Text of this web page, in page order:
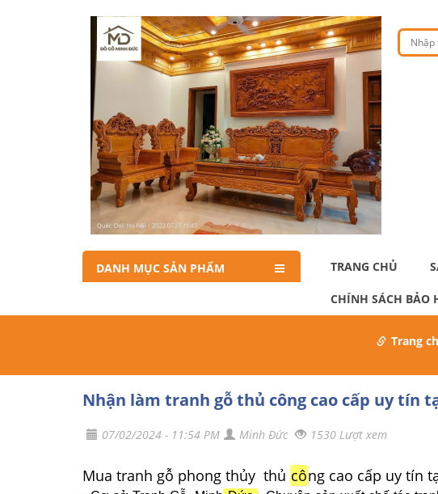
DANH MỤC SẢN PHẨM TRANG CHỦ
CHÍNH SÁCH BẢO
Trang
Nhận làm tranh gỗ thủ công cao cấp uy tín
07/02/2024 - 11:54 PM Minh Đức 1530 Lượt xem
Mua tranh gỗ phong thủy thủ công cao cấp uy tín